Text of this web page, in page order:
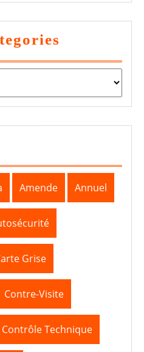
Amende Annuel
Grise
Contre-Visite
Contrôle Technique